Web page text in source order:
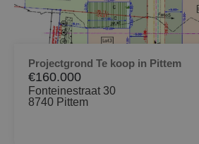
Projectgrond Te koop in Pittem
€160.000
Fonteinestraat 30
8740 Pittem